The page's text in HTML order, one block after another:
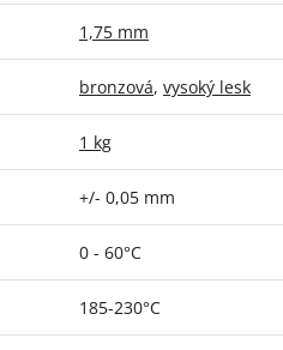
1,75 mm
bronzová, vysoký lesk
1 kg
+/- 0,05 mm
0 - 60°C
185-230°C